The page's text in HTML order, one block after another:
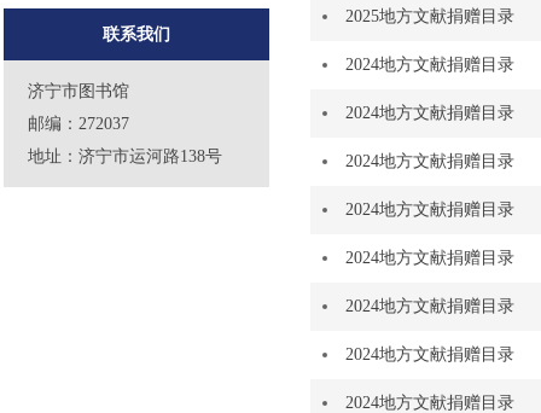
联系我们
济宁市图书馆
邮编：272037
地址：济宁市运河路138号
2025地方文献捐赠目录
2024地方文献捐赠目录
2024地方文献捐赠目录
2024地方文献捐赠目录
2024地方文献捐赠目录
2024地方文献捐赠目录
2024地方文献捐赠目录
2024地方文献捐赠目录
2024地方文献捐赠目录